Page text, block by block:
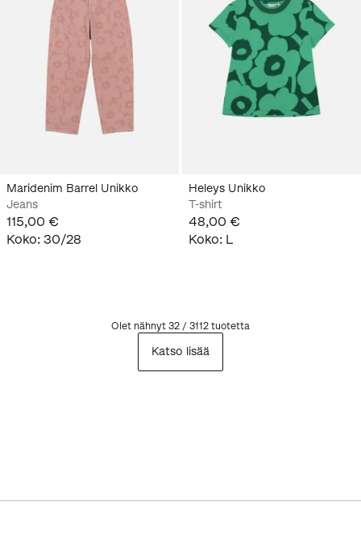
Maridenim Barrel Unikko
Jeans
115,00 €
Koko: 30/28
Heleys Unikko
T-shirt
48,00 €
Koko: L
Olet nähnyt 32 / 3112 tuotetta
Katso lisää